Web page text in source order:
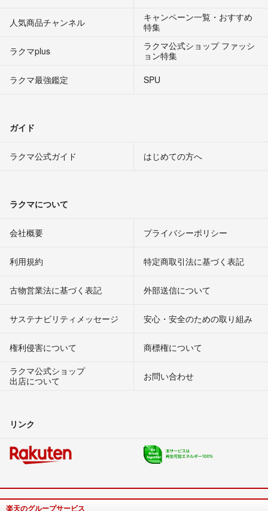
人気商品チャンネル
キャンペーン一覧・おすすめ
特集
ラクマplus
ラクマ公式ショップ ファッシ
ョン特集
ラクマ最強鑑定
SPU
ガイド
ラクマ公式ガイド はじめての方へ
ラクマについて
会社概要 プライバシーポリシー
利用規約 特定商取引法に基づく表記
古物営業法に基づく表記 外部送信について
サステナビリティメッセージ 安心・安全のための取り組み
権利侵害について
商標権について
ラクマ公式ショップ
出店について
お問い合わせ
リンク
楽天のグループサービス